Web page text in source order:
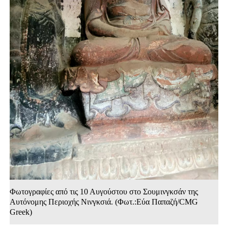
Φωτογραφίες από τις 10 Αυγούστου στο Σουμινγκσάν της
Αυτόνομης Περιοχής Νινγκσιά. (Φωτ.:Εύα Παπαζή/CMG
Greek)